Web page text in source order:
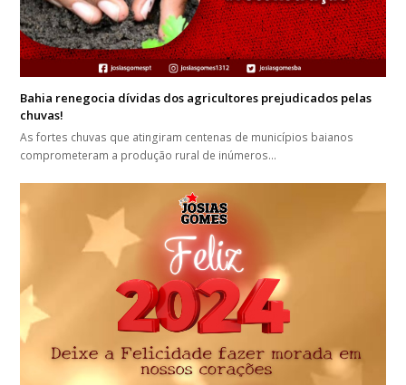
Bahia renegocia dívidas dos agricultores prejudicados pelas
chuvas!
As fortes chuvas que atingiram centenas de municípios baianos
comprometeram a produção rural de inúmeros…